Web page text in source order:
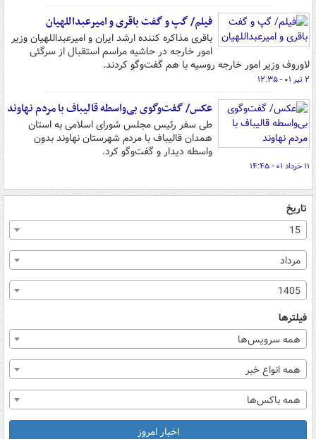
فیلم/ گپ و گفت باقری و امیرعبداللهیان
باقری مذاکره کننده ارشد ایران و امیرعبداللهیان وزیر
امور خارجه در حاشیه مراسم استقبال از سرگئی
لاوروف وزیر امور خارجه روسیه با هم گفت‌وگو کردند.
۲ تیر ۰۱ - ۱۲:۳۵
عکس/ گفت‌وگوی بی‌واسطه قالیباف با مردم نهاوند
طی سفر رئیس مجلس شورای اسلامی به استان
همدان قالیباف با مردم شهرستان نهاوند بدون
واسطه دیدار و گفت‌وگو کرد.
۱۱ خرداد ۰۱ - ۱۴:۴۵
تاریخ
15
مرداد
1405
فیلترها
همه سرویس‌ها
همه انواع خبر
همه باکس‌ها
اخبار امروز